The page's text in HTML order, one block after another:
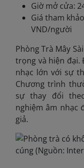
Giờ mở cửa:
Giá tham
VND/người
Phòng Trà Mây
trọng và hiện đại.
nhạc lớn với sự
Chương trình
sự thay đổi
nghiệm âm nhạc
giả.